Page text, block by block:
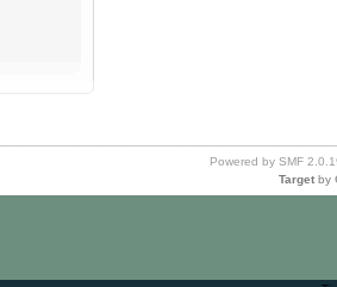
Powered by SMF
Target by